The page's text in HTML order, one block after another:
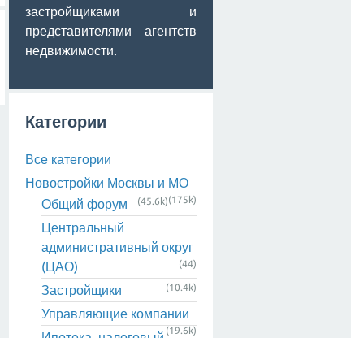
застройщиками и
представителями агентств
недвижимости.
Категории
Все категории
Новостройки Москвы и МО
(175k)
Общий форум (45.6k)
Центральный
административный округ
(ЦАО)
(44)
Застройщики (10.4k)
Управляющие компании
(19.6k)